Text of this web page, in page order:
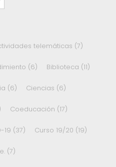
telemáticas (7)
(6) Biblioteca (11)
(6) Ciencias (6)
Coeducación (17)
19 (37) Curso 19/20 (19)
(7)